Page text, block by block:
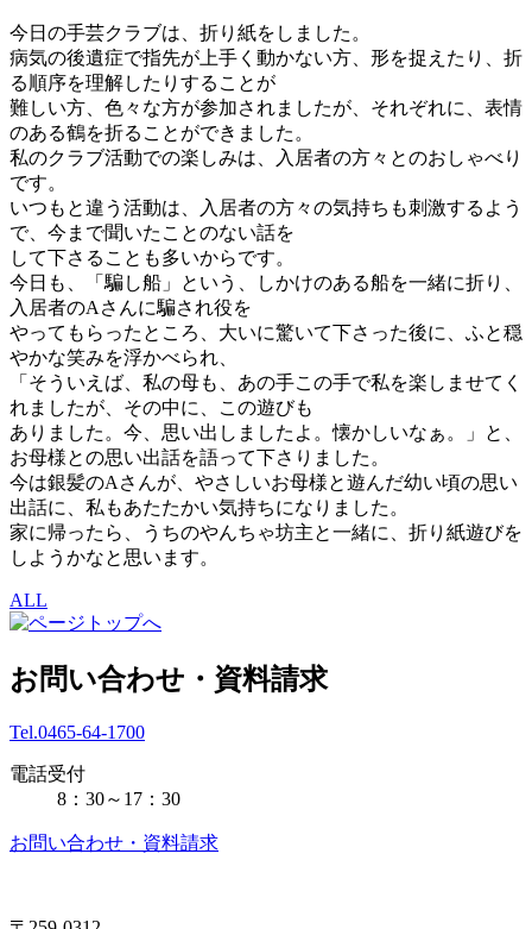
今日の手芸クラブは、折り紙をしました。
病気の後遺症で指先が上手く動かない方、形を捉えたり、折
る順序を理解したりすることが
難しい方、色々な方が参加されましたが、それぞれに、表情
のある鶴を折ることができました。
私のクラブ活動での楽しみは、入居者の方々とのおしゃべり
です。
いつもと違う活動は、入居者の方々の気持ちも刺激するよう
で、今まで聞いたことのない話を
して下さることも多いからです。
今日も、「騙し船」という、しかけのある船を一緒に折り、
入居者のAさんに騙され役を
やってもらったところ、大いに驚いて下さった後に、ふと穏
やかな笑みを浮かべられ、
「そういえば、私の母も、あの手この手で私を楽しませてく
れましたが、その中に、この遊びも
ありました。今、思い出しましたよ。懐かしいなぁ。」と、
お母様との思い出話を語って下さりました。
今は銀髪のAさんが、やさしいお母様と遊んだ幼い頃の思い
出話に、私もあたたかい気持ちになりました。
家に帰ったら、うちのやんちゃ坊主と一緒に、折り紙遊びを
しようかなと思います。
ALL
お問い合わせ・資料請求
Tel.0465-64-1700
電話受付
8：30～17：30
お問い合わせ・資料請求